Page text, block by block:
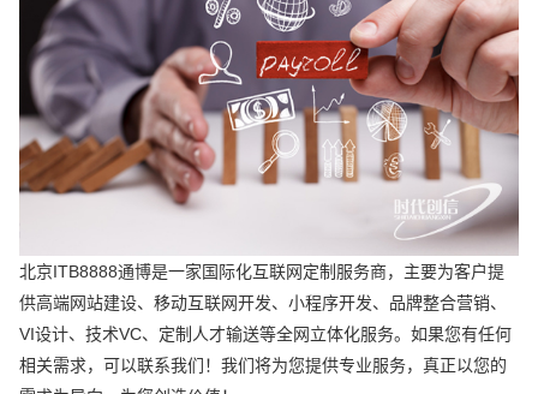
北京ITB8888通博是一家国际化互联网定制服务商，主要为客户提
供高端网站建设、移动互联网开发、小程序开发、品牌整合营销、
VI设计、技术VC、定制人才输送等全网立体化服务。如果您有任何
相关需求，可以联系我们！我们将为您提供专业服务，真正以您的